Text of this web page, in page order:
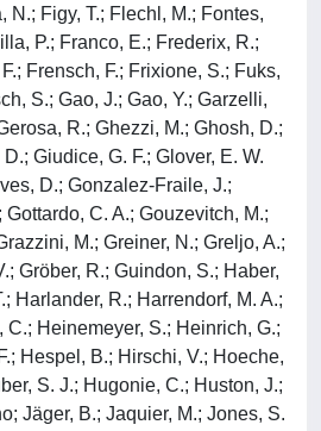
N.; Figy, T.; Flechl, M.; Fontes,
P.; Franco, E.; Frederix, R.;
Frensch, F.; Frixione, S.; Fuks,
S.; Gao, J.; Gao, Y.; Garzelli,
R.; Ghezzi, M.; Ghosh, D.;
Giudice, G. F.; Glover, E. W.
D.; Gonzalez-Fraile, J.;
C. A.; Gouzevitch, M.;
M.; Greiner, N.; Greljo, A.;
Gröber, R.; Guindon, S.; Haber,
Harlander, R.; Harrendorf, M. A.;
C.; Heinemeyer, S.; Heinrich, G.;
Hespel, B.; Hirschi, V.; Hoeche,
S. J.; Hugonie, C.; Huston, J.;
Jäger, B.; Jaquier, M.; Jones, S.